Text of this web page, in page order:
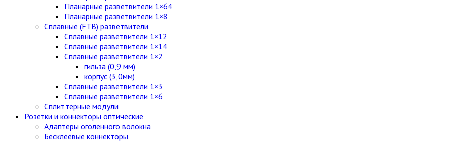
Планарные разветвители 1×64
Планарные разветвители 1×8
Сплавные (FTB) разветвители
Сплавные разветвители 1×12
Сплавные разветвители 1×14
Сплавные разветвители 1×2
гильза (0,9 мм)
корпус (3,0мм)
Сплавные разветвители 1×3
Сплавные разветвители 1×6
Сплиттерные модули
Розетки и коннекторы оптические
Адаптеры оголенного волокна
Бесклеевые коннекторы